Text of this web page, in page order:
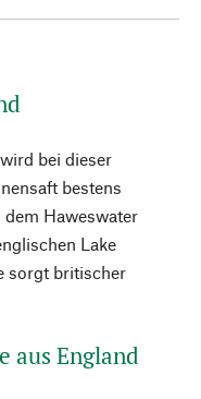
bei dieser
bestens
Haweswater
Lake
sorgt britischer
aus England